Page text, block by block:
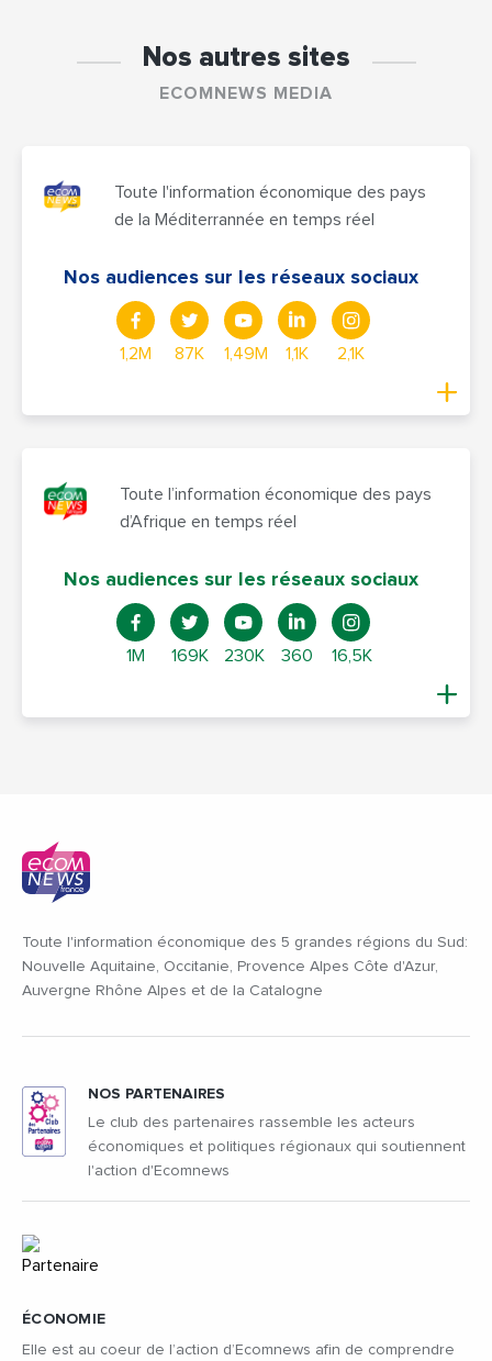
Nos autres sites
ECOMNEWS MEDIA
Toute l'information économique des pays
de la Méditerrannée en temps réel
Nos audiences sur les réseaux sociaux
1,2M 87K 1,49M 1,1K 2,1K
Toute l’information économique des pays
d’Afrique en temps réel
Nos audiences sur les réseaux sociaux
1M 169K 230K 360 16,5K
Toute l'information économique des 5 grandes régions du Sud:
Nouvelle Aquitaine, Occitanie, Provence Alpes Côte d'Azur,
Auvergne Rhône Alpes et de la Catalogne
ÉCONOMIE
Elle est au coeur de l’action d’Ecomnews afin de comprendre
NOS PARTENAIRES
Le club des partenaires rassemble les acteurs
économiques et politiques régionaux qui soutiennent
l'action d'Ecomnews